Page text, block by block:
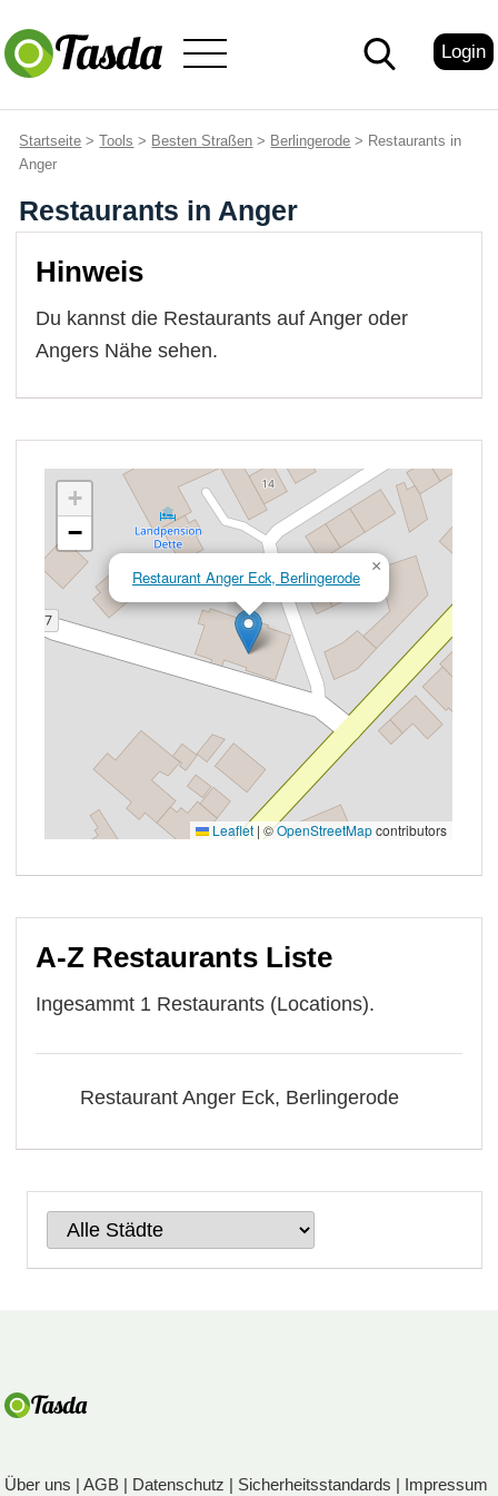
Login
Startseite >Tools > Besten Straßen > Berlingerode > Restaurants in
Anger
Restaurants in Anger
Hinweis
Du kannst die Restaurants auf Anger oder
Angers Nähe sehen.
A-Z Restaurants Liste
Ingesammt 1 Restaurants (Locations).
Restaurant Anger Eck, Berlingerode
Über uns |AGB | Datenschutz | Sicherheitsstandards | Impressum